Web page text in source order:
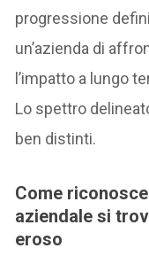
progressione
un’azienda di
l’impatto a lungo
Lo spettro
ben distinti.
Come
aziendale si
eroso